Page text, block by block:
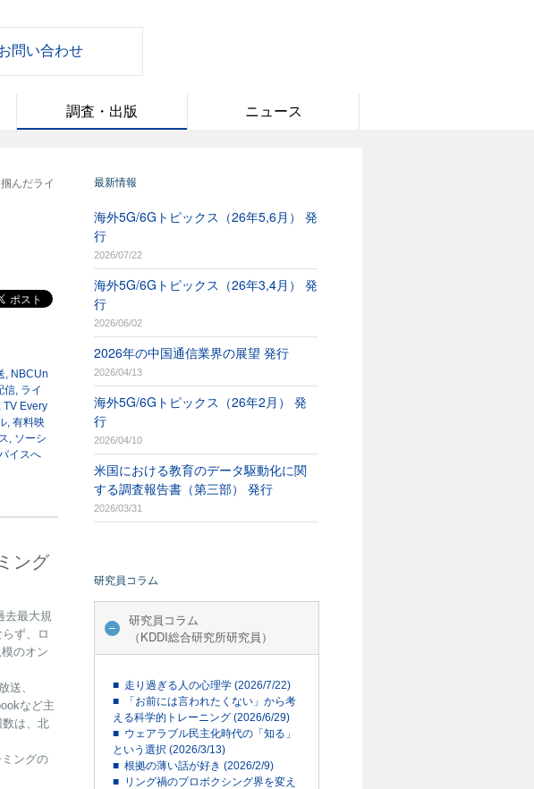
問い合わせ
調査・出版 ニュース
んだライ
NBCUn
信 ライ
TV Every
有料映
ソーシ
イスへ
ング
去最大規
ず、ロ
のオン
送、
など主
は、北
ングの
最新情報
海外5G/6Gトピックス（26年5,6月） 発
行
2026/07/22
海外5G/6Gトピックス（26年3,4月） 発
行
2026/06/02
2026年の中国通信業界の展望 発行
2026/04/13
海外5G/6Gトピックス（26年2月） 発
行
2026/04/10
米国における教育のデータ駆動化に関
する調査報告書（第三部） 発行
2026/03/31
研究員コラム
研究員コラム
（KDDI総合研究所研究員）
■ 走り過ぎる人の心理学 (2026/7/22)
■ 「お前には言われたくない」から考
える科学的トレーニング (2026/6/29)
■ ウェアラブル民主化時代の「知る」
という選択 (2026/3/13)
■ 根拠の薄い話が好き (2026/2/9)
■ リング禍のプロボクシング界を変え